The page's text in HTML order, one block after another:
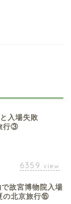
と入場失敗
行③
6359 view
故宮博物院入場
北京旅行⑮